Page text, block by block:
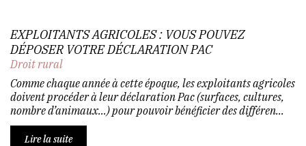
EXPLOITANTS AGRICOLES : VOUS POUVEZ
DÉPOSER VOTRE DÉCLARATION PAC
Droit rural
Comme chaque année à cette époque, les exploitants agricoles
doivent procéder à leur déclaration Pac (surfaces, cultures,
nombre d’animaux…) pour pouvoir bénéficier des différen...
Lire la suite